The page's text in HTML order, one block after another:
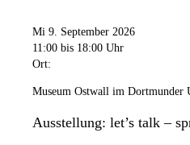
Mi 9. September 2026
11:00 bis 18:00 Uhr
Ort:
Museum Ostwall im Dortmunder
Ausstellung: let’s talk –